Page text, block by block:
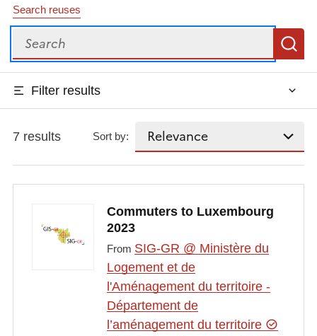
Search reuses
Search
Filter results
7 results Sort by:
Commuters to Luxembourg
2023
From SIG-GR @ Ministère du
Logement et de
l'Aménagement du territoire -
Département de
l’aménagement du territoire